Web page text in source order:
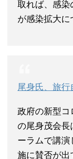
取れば、感染
が感染拡大に
尾身氏、旅
政府の新型コ
の尾身茂会長
ーラムで講
施に賛否が出